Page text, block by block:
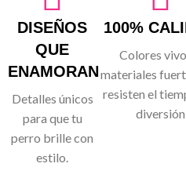
DISEÑOS
QUE
ENAMORAN
Detalles únicos
para que tu
perro brille con
estilo.
100%
Colores
materiales
resisten el
diversión